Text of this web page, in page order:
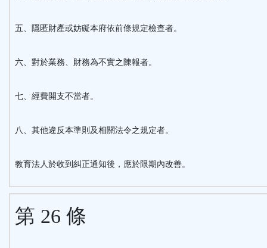
五、隱匿財產或妨礙本府依前條規定檢查者。
六、對於業務、財務為不實之陳報者。
七、經費開支不當者。
八、其他違反本準則及相關法令之規定者。
教育法人於收到糾正通知後，應於限期內改善。
第 26 條